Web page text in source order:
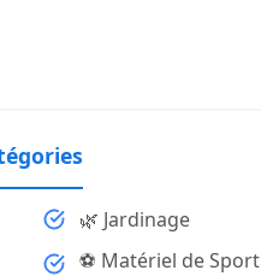
🌿 Jardinage
⚽ Matériel de Sport